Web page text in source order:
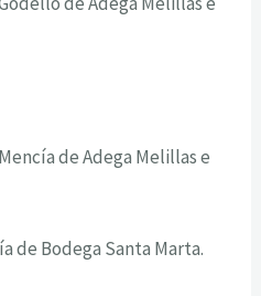
de Adega Melillas e
de Bodega Santa Marta.